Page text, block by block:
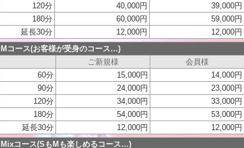
120分
40,000円 39,000円
180分
60,000円 59,000円
延長30分
12,000円 12,000円
Mコース(お客様が受身のコース…)
ご新規様
会員様
60分
15,000円 14,000円
90分
24,000円 23,000円
120分
34,000円 33,000円
180分
54,000円 53,000円
延長30分
12,000円 12,000円
Mixコース(SもMも楽しめるコース…)